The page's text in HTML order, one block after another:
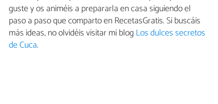
guste y os animéis a prepararla en casa siguiendo el
paso a paso que comparto en RecetasGratis. Si buscáis
más ideas, no olvidéis visitar mi blog Los dulces secretos
de Cuca.